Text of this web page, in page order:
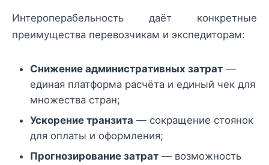
Интероперабельность даёт конкретные
преимущества перевозчикам и экспедиторам:
Снижение административных затрат —
единая платформа расчёта и единый чек для
множества стран;
Ускорение транзита — сокращение стоянок
для оплаты и оформления;
Прогнозирование затрат — возможность